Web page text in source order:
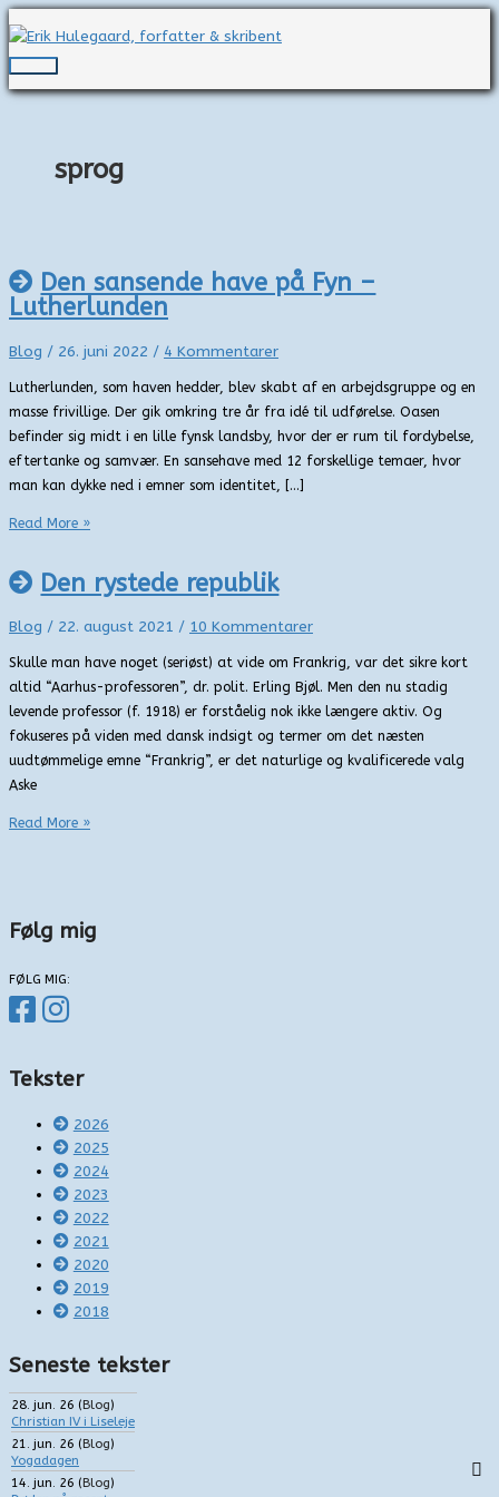
til
indholdet
Hovedmenu
sprog
Den sansende have på Fyn –
Lutherlunden
Blog / 26. juni 2022 / 4 Kommentarer
Lutherlunden, som haven hedder, blev skabt af en arbejdsgruppe og en
masse frivillige. Der gik omkring tre år fra idé til udførelse. Oasen
befinder sig midt i en lille fynsk landsby, hvor der er rum til fordybelse,
eftertanke og samvær. En sansehave med 12 forskellige temaer, hvor
man kan dykke ned i emner som identitet, […]
Den
have
på
Fyn
Lutherlunden
Read More »
Den rystede republik
Blog / 22. august 2021 / 10 Kommentarer
Skulle man have noget (seriøst) at vide om Frankrig, var det sikre kort
altid “Aarhus-professoren”, dr. polit. Erling Bjøl. Men den nu stadig
levende professor (f. 1918) er forståelig nok ikke længere aktiv. Og
fokuseres på viden med dansk indsigt og termer om det næsten
uudtømmelige emne “Frankrig”, er det naturlige og kvalificerede valg
Aske
Den
Read More »
Følg mig
FØLG MIG:
Tekster
2026
2025
2024
2023
2022
2021
2020
2019
2018
Seneste tekster
28. jun. 26 (Blog)
Christian IV i Liseleje
21. jun. 26 (Blog)
Yogadagen
14. jun. 26 (Blog)